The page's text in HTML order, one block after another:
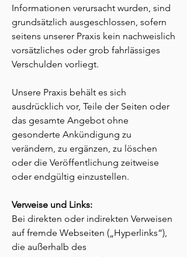
Informationen verursacht wurden, sind
grundsätzlich ausgeschlossen, sofern
seitens unserer Praxis kein nachweislich
vorsätzliches oder grob fahrlässiges
Verschulden vorliegt.
Unsere Praxis behält es sich
ausdrücklich vor, Teile der Seiten oder
das gesamte Angebot ohne
gesonderte Ankündigung zu
verändern, zu ergänzen, zu löschen
oder die Veröffentlichung zeitweise
oder endgültig einzustellen.
Verweise und Links:
Bei direkten oder indirekten Verweisen
auf fremde Webseiten („Hyperlinks“),
die außerhalb des